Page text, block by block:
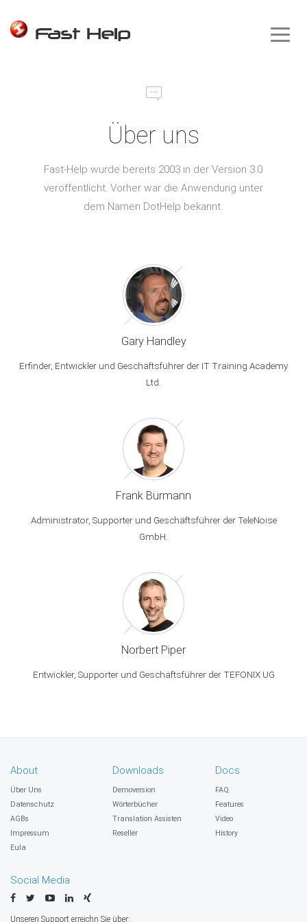
Über uns
Fast-Help wurde bereits 2003 in der Version 3.0
veröffentlicht. Vorher war die Anwendung unter
dem Namen DotHelp bekannt.
Gary Handley
Erfinder, Entwickler und Geschäftsführer der IT Training Academy
Ltd.
Frank Bürmann
Administrator, Supporter und Geschäftsführer der TeleNoise
GmbH.
Norbert Piper
Entwickler, Supporter und Geschäftsführer der TEFONIX UG
About
Über Uns
Datenschutz
AGBs
Impressum
Eula
Downloads
Demoversion
Wörterbücher
Translation Assisten
Reseller
Docs
FAQ
Features
Video
History
Social Media
Unseren Support erreichn Sie über: